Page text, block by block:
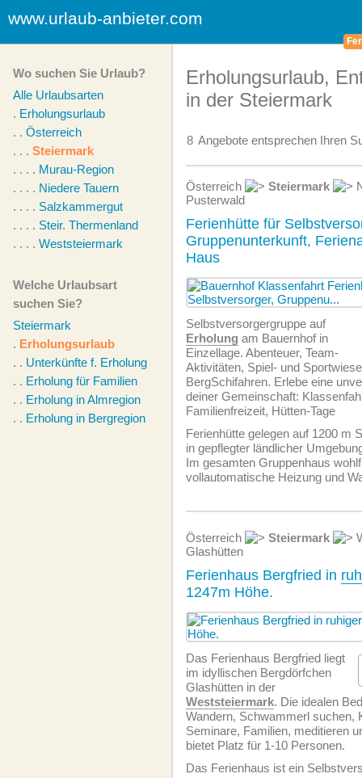
www.urlaub-anbieter.com
Wo suchen Sie Urlaub?
Alle Urlaubsarten
. Erholungsurlaub
. . Österreich
. . . Steiermark
. . . . Murau-Region
. . . . Niedere Tauern
. . . . Salzkammergut
. . . . Steir. Thermenland
. . . . Weststeiermark
Welche Urlaubsart
suchen Sie?
Steiermark
. Erholungsurlaub
. . Unterkünfte f. Erholung
. . Erholung für Familien
. . Erholung in Almregion
. . Erholung in Bergregion
Erholungsurlaub,
in der Steiermark
8 Angebote entsprechen Ihren
Österreich Steiermark
Pusterwald
Ferienhütte für
Gruppenunterkunft,
Haus
Selbstversorgergruppe auf
Erholung am Bauernhof in
Einzellage. Abenteuer, Team-
Aktivitäten, Spiel- und
BergSchifahren. Erlebe eine
deiner Gemeinschaft:
Familienfreizeit, Hütten-Tage
Ferienhütte gelegen auf 1200 m
in gepflegter ländlicher
Im gesamten Gruppenhaus
vollautomatische Heizung und
Österreich Steiermark
Glashütten
Ferienhaus Bergfried in
1247m Höhe.
Das Ferienhaus Bergfried liegt
im idyllischen Bergdörfchen
Glashütten in der
Weststeiermark. Die idealen
Wandern, Schwammerl suchen,
Seminare, Familien, meditieren
bietet Platz für 1-10 Personen.
Das Ferienhaus ist ein